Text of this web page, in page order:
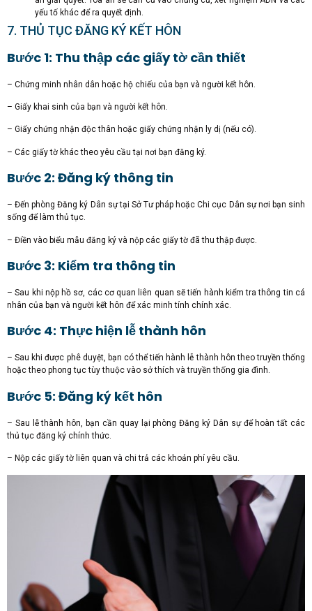
yếu tố khác để ra quyết định.
7. THỦ TỤC ĐĂNG KÝ KẾT HÔN
Bước 1: Thu thập các giấy tờ cần thiết
– Chứng minh nhân dân hoặc hộ chiếu của bạn và người kết hôn.
– Giấy khai sinh của bạn và người kết hôn.
– Giấy chứng nhận độc thân hoặc giấy chứng nhận ly dị (nếu có).
– Các giấy tờ khác theo yêu cầu tại nơi bạn đăng ký.
Bước 2: Đăng ký thông tin
– Đến phòng Đăng ký Dân sự tại Sở Tư pháp hoặc Chi cục Dân sự nơi bạn sinh
sống để làm thủ tục.
– Điền vào biểu mẫu đăng ký và nộp các giấy tờ đã thu thập được.
Bước 3: Kiểm tra thông tin
– Sau khi nộp hồ sơ, các cơ quan liên quan sẽ tiến hành kiểm tra thông tin cá
nhân của bạn và người kết hôn để xác minh tính chính xác.
Bước 4: Thực hiện lễ thành hôn
– Sau khi được phê duyệt, bạn có thể tiến hành lễ thành hôn theo truyền thống
hoặc theo phong tục tùy thuộc vào sở thích và truyền thống gia đình.
Bước 5: Đăng ký kết hôn
– Sau lễ thành hôn, bạn cần quay lại phòng Đăng ký Dân sự để hoàn tất các
thủ tục đăng ký chính thức.
– Nộp các giấy tờ liên quan và chi trả các khoản phí yêu cầu.